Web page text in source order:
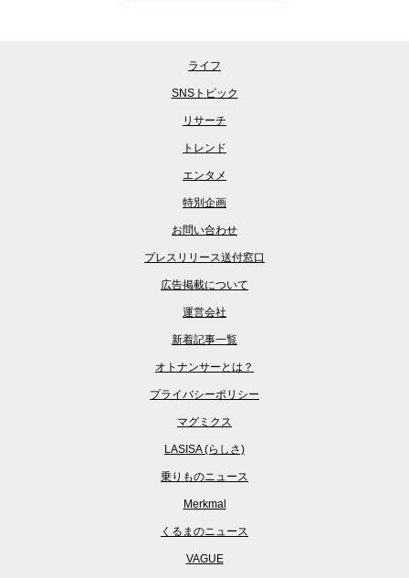
ライフ
SNSトピック
リサーチ
トレンド
エンタメ
特別企画
お問い合わせ
プレスリリース送付窓口
広告掲載について
運営会社
新着記事一覧
オトナンサーとは？
プライバシーポリシー
マグミクス
LASISA (らしさ)
乗りものニュース
Merkmal
くるまのニュース
VAGUE